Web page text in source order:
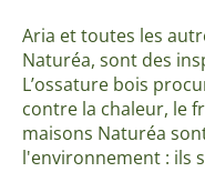
Aria et toutes les
Naturéa, sont des
L’ossature bois
contre la chaleur, le
maisons Naturéa
l'environnement : ils